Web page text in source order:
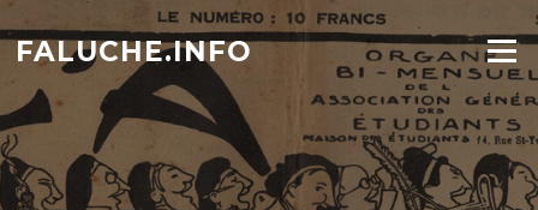
Aller
au
contenu
FALUCHE.INFO Menu